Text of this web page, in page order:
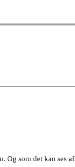
Og som det kan ses af